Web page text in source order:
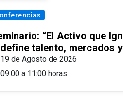
“El Activo que
talento, mercados
19 de Agosto de 2026
09:00 a 11:00 horas